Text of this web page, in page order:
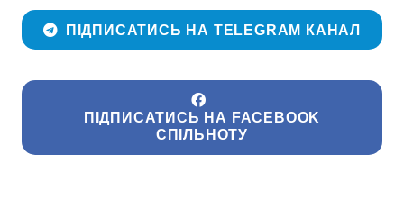
ПІДПИСАТИСЬ НА TELEGRAM КАНАЛ
ПІДПИСАТИСЬ НА FACEBOOK
СПІЛЬНОТУ